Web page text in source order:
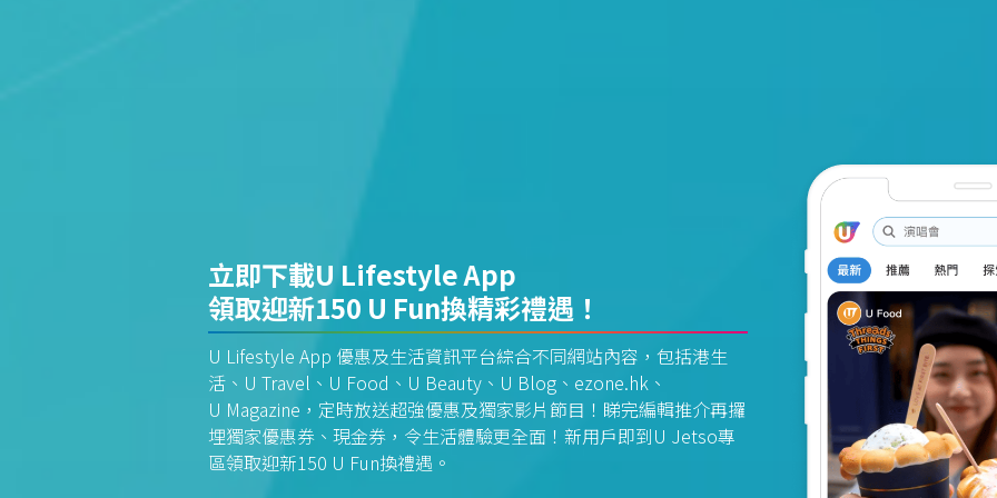
立即下載U Lifestyle App
領取迎新150 U Fun換精彩禮遇！
U Lifestyle App 優惠及生活資訊平台綜合不同網站內容，包括港生
活、U Travel、U Food、U Beauty、U Blog、ezone.hk、
U Magazine，定時放送超強優惠及獨家影片節目！睇完編輯推介再攞
埋獨家優惠券、現金券，令生活體驗更全面！新用戶即到U Jetso專
區領取迎新150 U Fun換禮遇。